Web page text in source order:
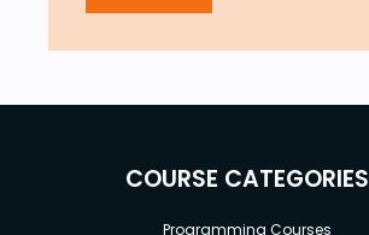
COURSE CATEGORIES
Programming Courses